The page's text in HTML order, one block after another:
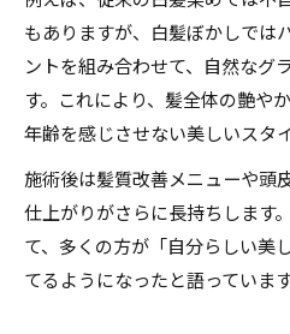
もありますが、白髪ぼかしでは
ントを組み合わせて、自然なグ
す。これにより、髪全体の艶や
年齢を感じさせない美しいスタ
施術後は髪質改善メニューや頭
仕上がりがさらに長持ちします
て、多くの方が「自分らしい美
てるようになったと語っています